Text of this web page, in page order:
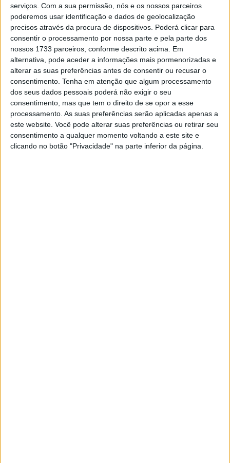
serviços. Com a sua permissão, nós e os nossos parceiros
poderemos usar identificação e dados de geolocalização
precisos através da procura de dispositivos. Poderá clicar para
consentir o processamento por nossa parte e pela parte dos
nossos 1733 parceiros, conforme descrito acima. Em
alternativa, pode aceder a informações mais pormenorizadas e
alterar as suas preferências antes de consentir ou recusar o
consentimento. Tenha em atenção que algum processamento
dos seus dados pessoais poderá não exigir o seu
consentimento, mas que tem o direito de se opor a esse
processamento. As suas preferências serão aplicadas apenas a
este website. Você pode alterar suas preferências ou retirar seu
consentimento a qualquer momento voltando a este site e
clicando no botão "Privacidade" na parte inferior da página.
Vila Pouca de Aguiar acabar o Campeonato em 3º atrás
de Pedro Nuno, que pisou o pódio no Domingo.